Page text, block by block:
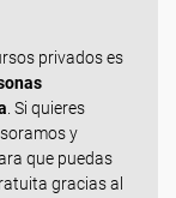
privados es
. Si quieres
y
que puedas
gracias al